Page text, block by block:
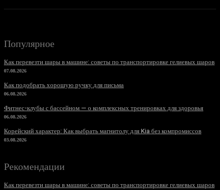
Популярное
Как перевезти шары в машине: советы по транспортировке гелиевых шаров
07.08.2026
Как подобрать хорошую ручку для письма
06.08.2026
Фитнес-клубы с бассейном — о комплексных тренировках для здоровья
06.08.2026
Корейский характер: Как выбрать магнитолу для Kia без компромиссов
03.08.2026
Рекомендации
Как перевезти шары в машине: советы по транспортировке гелиевых шаров